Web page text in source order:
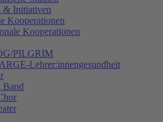
& Initiativen
Kooperationen
Kooperationen
PILGRIM
Lehrer:innengesundheit
Band